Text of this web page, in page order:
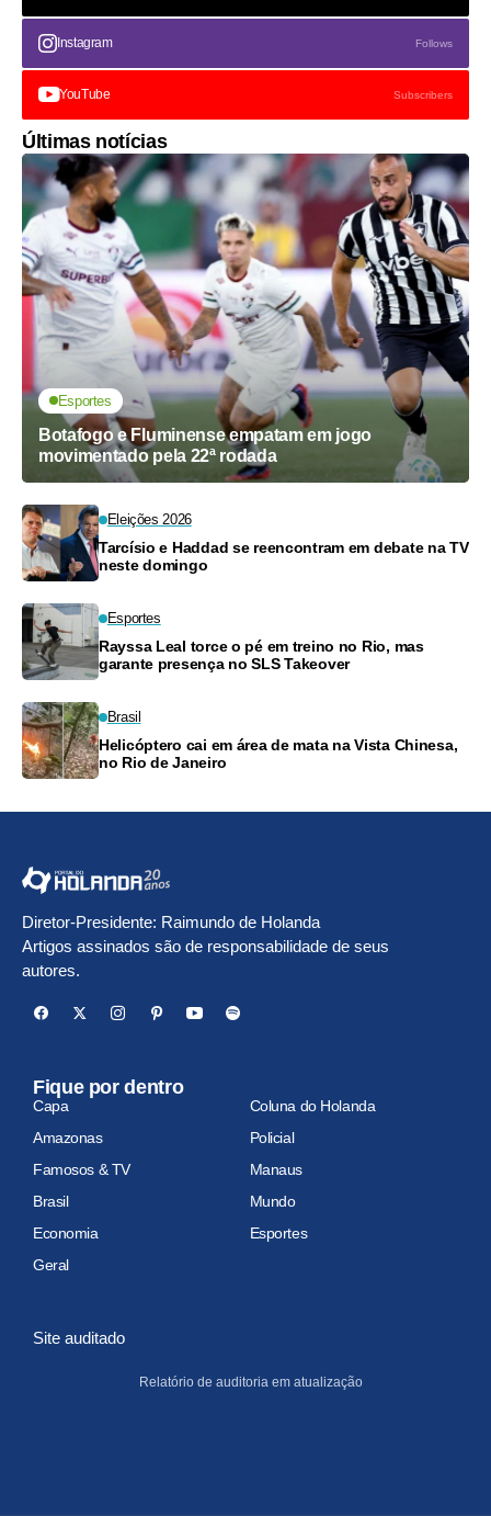
Instagram Follows
YouTube Subscribers
Últimas notícias
Esportes
Botafogo e Fluminense empatam em jogo
movimentado pela 22ª rodada
Eleições 2026
Tarcísio e Haddad se reencontram em debate na TV
neste domingo
Esportes
Rayssa Leal torce o pé em treino no Rio, mas
garante presença no SLS Takeover
Brasil
Helicóptero cai em área de mata na Vista Chinesa,
no Rio de Janeiro
Diretor-Presidente: Raimundo de Holanda
Artigos assinados são de responsabilidade de seus
autores.
Fique por dentro
Capa
Coluna do Holanda
Amazonas
Policial
Famosos & TV
Manaus
Brasil
Mundo
Economia
Esportes
Geral
Site auditado
Relatório de auditoria em atualização